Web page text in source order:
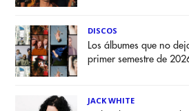
DISCOS
Los álbumes que no
primer semestre de
JACK WHITE